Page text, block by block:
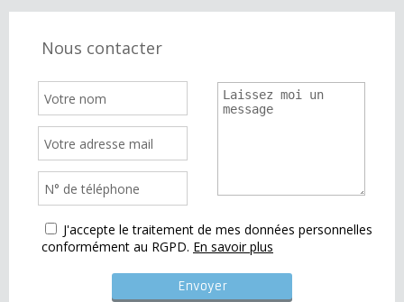
Nous contacter
J'accepte le traitement de mes données personnelles
conformément au RGPD. En savoir plus